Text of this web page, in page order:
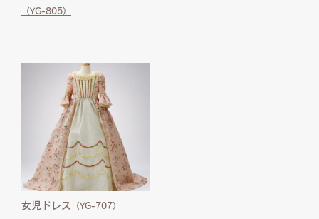
（YG-805）
女児ドレス （YG-707）